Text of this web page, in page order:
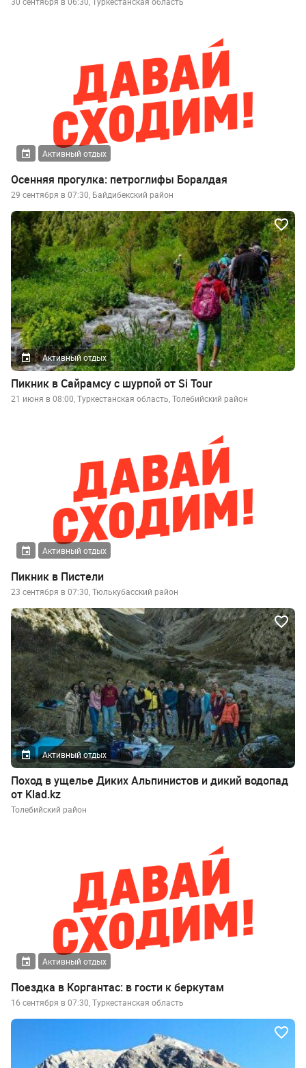
Активный отдых
Осенняя прогулка: петроглифы Боралдая
29 сентября в 07:30, Байдибекский район
Активный отдых
Пикник в Сайрамсу с шурпой от Si Tour
21 июня в 08:00, Туркестанская область, Толебийский район
Активный отдых
Пикник в Пистели
23 сентября в 07:30, Тюлькубасский район
Активный отдых
Поход в ущелье Диких Альпинистов и дикий водопад
от Klad.kz
Толебийский район
Активный отдых
Поездка в Коргантас: в гости к беркутам
16 сентября в 07:30, Туркестанская область